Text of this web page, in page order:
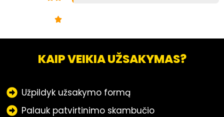
KAIP VEIKIA UŽSAKYMAS?
Užpildyk užsakymo formą
Palauk patvirtinimo skambučio